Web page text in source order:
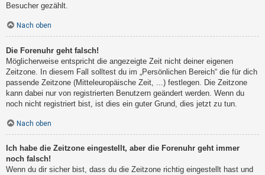
Besucher gezählt.
Nach oben
Die Forenuhr geht falsch!
Möglicherweise entspricht die angezeigte Zeit nicht deiner eigenen
Zeitzone. In diesem Fall solltest du im „Persönlichen Bereich“ die für dich
passende Zeitzone (Mitteleuropäische Zeit, ...) festlegen. Die Zeitzone
kann dabei nur von registrierten Benutzern geändert werden. Wenn du
noch nicht registriert bist, ist dies ein guter Grund, dies jetzt zu tun.
Nach oben
Ich habe die Zeitzone eingestellt, aber die Forenuhr geht immer
noch falsch!
Wenn du dir sicher bist, dass du die Zeitzone richtig eingestellt hast und